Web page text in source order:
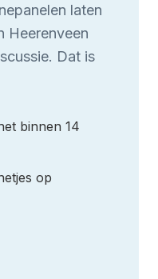
laten
Heerenveen
Dat is
binnen 14
op